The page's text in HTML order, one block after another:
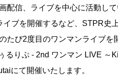
配信、ライブを中心に活動し
イブを開催するなど、STPR史
たび2度目のワンマンライブを
るりぷ - 2nd ワンマン LIVE ～
にて開催いたします。